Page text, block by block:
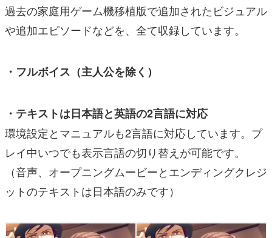
過去の家庭用ゲーム機移植版で追加されたビジュアル
や追加エピソードなどを、全て収録しています。
・フルボイス（主人公を除く）
・テキストは日本語と英語の2言語に対応
環境設定とマニュアルも2言語に対応しています。プ
レイ中いつでも表示言語の切り替えが可能です。
（音声、オープニングムービーとエンディングクレジ
ットのテキストは日本語のみです）